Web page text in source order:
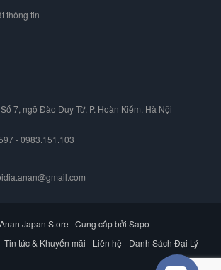
thông tin
7, ngõ Đào Duy Từ, P. Hoàn Kiếm. Hà Nội
- 0983.151.103
Japan Store | Cung cấp bởi Sapo
Tin tức & Khuyến mãi Liên hệ
Danh Sách Đại Lý